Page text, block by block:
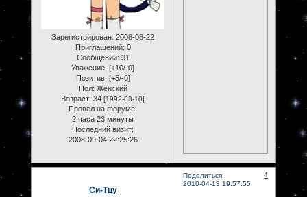
Зарегистрирован: 2008-08-22
Приглашений: 0
Сообщений: 31
Уважение: [+10/-0]
Позитив: [+5/-0]
Пол: Женский
Возраст: 34[1992-03-10]
Провел на форуме:
2 часа 23 минуты
Последний визит:
2008-09-04 22:25:26
Поделиться
4
2010-04-13 19:57:55
Си-Тцу